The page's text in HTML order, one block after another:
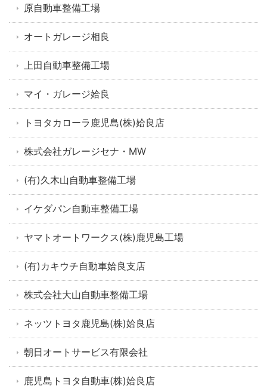
原自動車整備工場
オートガレージ相良
上田自動車整備工場
マイ・ガレージ姶良
トヨタカローラ鹿児島(株)姶良店
株式会社ガレージセナ・MW
(有)久木山自動車整備工場
イケダパン自動車整備工場
ヤマトオートワークス(株)鹿児島工場
(有)カキウチ自動車姶良支店
株式会社大山自動車整備工場
ネッツトヨタ鹿児島(株)姶良店
朝日オートサービス有限会社
鹿児島トヨタ自動車(株)姶良店